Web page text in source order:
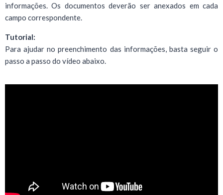
informações. Os documentos deverão ser anexados em cada
campo correspondente.
Tutorial:
Para ajudar no preenchimento das informações, basta seguir o
passo a passo do vídeo abaixo.